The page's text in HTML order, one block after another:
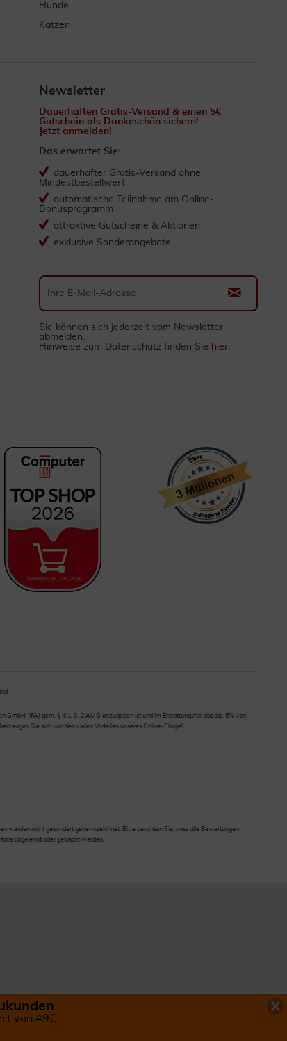
von 49€
Hunde
Katzen
Newsletter
Dauerhaften Gratis-Versand & einen 5€
Gutschein als Dankeschön sichern!
Jetzt anmelden!
Das erwartet Sie:
dauerhafter Gratis-Versand ohne
Mindestbestellwert
automatische Teilnahme am Online-
Bonusprogramm
attraktive Gutscheine & Aktionen
exklusive Sonderangebote
Sie können sich jederzeit vom Newsletter
abmelden.
Hinweise zum Datenschutz finden Sie hier.
(IFA) gem. § III 1, S. 2 AMG anzugeben ist und im Erstattungsfall abzügl. 5% von
Sie sich von den vielen Vorteilen unseres Online-Shops!
werden nicht gesondert gekennzeichnet. Bitte beachten Sie, dass alle Bewertungen
abgelehnt oder gelöscht werden.